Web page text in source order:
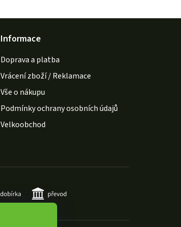
Informace
Doprava a platba
Vrácení zboží / Reklamace
Vše o nákupu
Podmínky ochrany osobních údajů
Velkoobchod